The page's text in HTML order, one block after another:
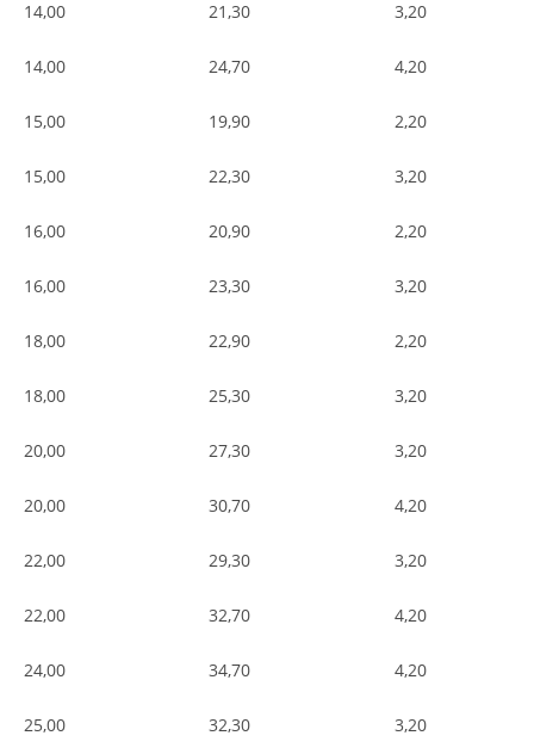
14,00 21,30 3,20
14,00 24,70 4,20
15,00 19,90 2,20
15,00 22,30 3,20
16,00 20,90 2,20
16,00 23,30 3,20
18,00 22,90 2,20
18,00 25,30 3,20
20,00 27,30 3,20
20,00 30,70 4,20
22,00 29,30 3,20
22,00 32,70 4,20
24,00 34,70 4,20
25,00 32,30 3,20